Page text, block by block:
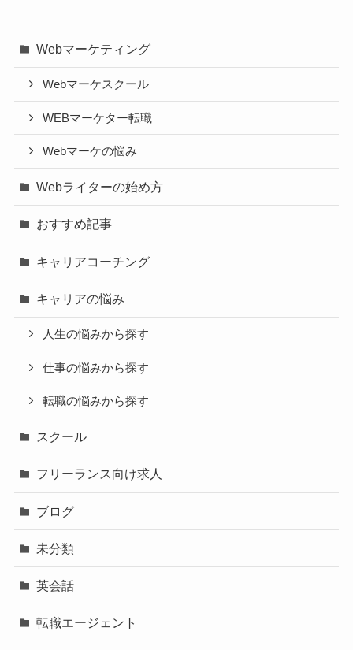
Webマーケティング
Webマーケスクール
WEBマーケター転職
Webマーケの悩み
Webライターの始め方
おすすめ記事
キャリアコーチング
キャリアの悩み
人生の悩みから探す
仕事の悩みから探す
転職の悩みから探す
スクール
フリーランス向け求人
ブログ
未分類
英会話
転職エージェント